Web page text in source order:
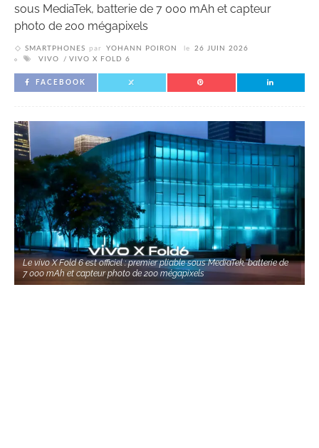
sous MediaTek, batterie de 7 000 mAh et capteur
photo de 200 mégapixels
SMARTPHONES par YOHANN POIRON le
26 JUIN 2026
VIVO
VIVO X FOLD 6
FACEBOOK
Le vivo X Fold 6 est officiel : premier pliable sous MediaTek, batterie de
7 000 mAh et capteur photo de 200 mégapixels